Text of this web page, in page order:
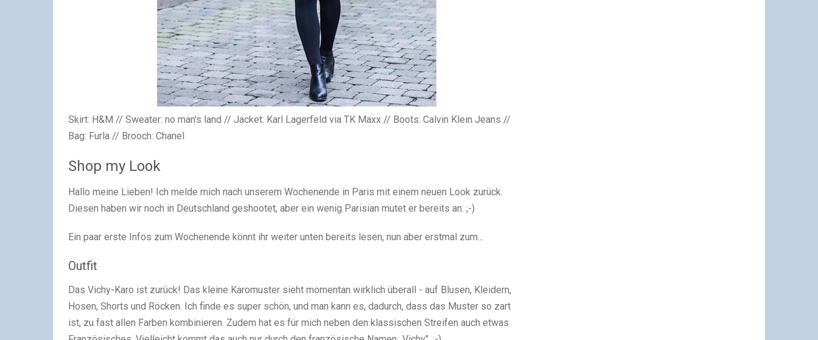
Skirt: H&M // Sweater: no man's land // Jacket: Karl Lagerfeld via TK Maxx // Boots: Calvin Klein Jeans //
Bag: Furla // Brooch: Chanel
Shop my Look
Hallo meine Lieben! Ich melde mich nach unserem Wochenende in Paris mit einem neuen Look zurück.
Diesen haben wir noch in Deutschland geshootet, aber ein wenig Parisian mutet er bereits an. ;-)
Ein paar erste Infos zum Wochenende könnt ihr weiter unten bereits lesen, nun aber erstmal zum...
Outfit
Das Vichy-Karo ist zurück! Das kleine Karomuster sieht momentan wirklich überall - auf Blusen, Kleidern,
Hosen, Shorts und Röcken. Ich finde es super schön, und man kann es, dadurch, dass das Muster so zart
ist, zu fast allen Farben kombinieren. Zudem hat es für mich neben den klassischen Streifen auch etwas